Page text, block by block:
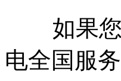
如果您
电全国服